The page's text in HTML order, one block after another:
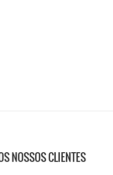
NOSSOS CLIENTES